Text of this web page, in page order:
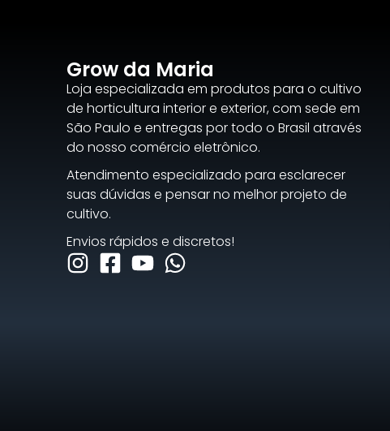
Grow da Maria
Loja especializada em produtos para o cultivo
de horticultura interior e exterior, com sede em
São Paulo e entregas por todo o Brasil através
do nosso comércio eletrônico.
Atendimento especializado para esclarecer
suas dúvidas e pensar no melhor projeto de
cultivo.
Envios rápidos e discretos!